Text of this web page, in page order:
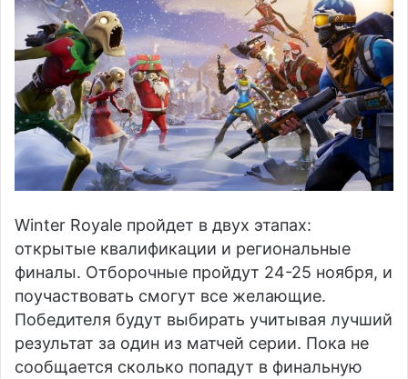
Winter Royale пройдет в двух этапах:
открытые квалификации и региональные
финалы. Отборочные пройдут 24-25 ноября, и
поучаствовать смогут все желающие.
Победителя будут выбирать учитывая лучший
результат за один из матчей серии. Пока не
сообщается сколько попадут в финальную